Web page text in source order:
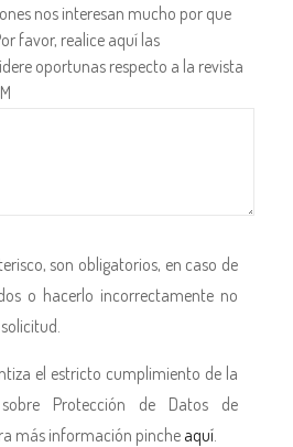
nos interesan mucho por que
favor, realice aquí las
oportunas respecto a la revista
son obligatorios, en caso de
o hacerlo incorrectamente no
el estricto cumplimiento de la
Protección de Datos de
más información pinche aquí